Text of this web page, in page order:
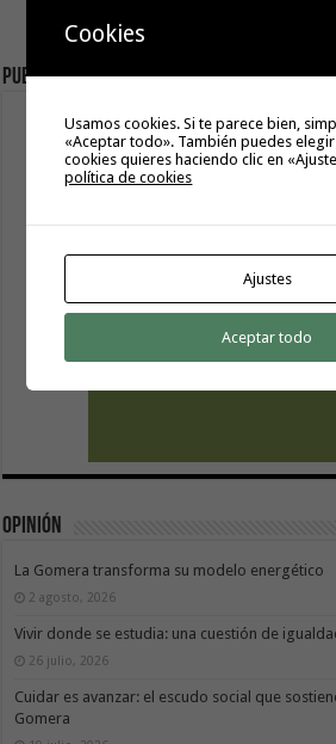
Publicidad
Opinión
La Gomera transforma su modelo energético
2 agosto, 2026
Vivir donde se estudia: una cuestión de
26 julio, 2026
Cuidar es avanzar: el escudo social que
Gomera
Cookies
Usamos cookies. Si te parece bien,
«Aceptar todo». También puedes
cookies quieres haciendo clic en
política de cookies
Ajustes
Aceptar todo